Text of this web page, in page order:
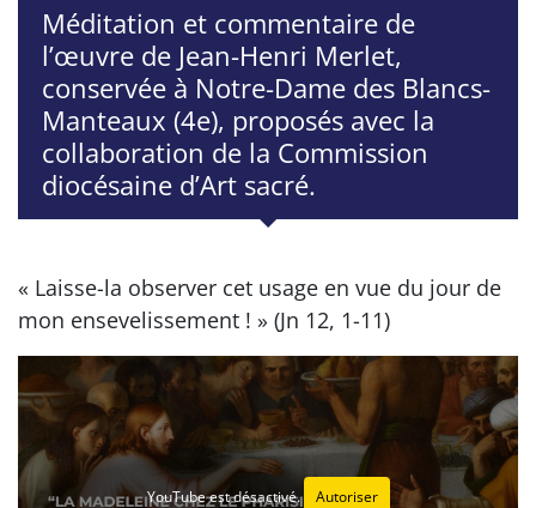
Méditation et commentaire de
l’œuvre de Jean-Henri Merlet,
conservée à Notre-Dame des Blancs-
Manteaux (4e), proposés avec la
collaboration de la Commission
diocésaine d’Art sacré.
« Laisse-la observer cet usage en vue du jour de
mon ensevelissement ! » (Jn 12, 1-11)
YouTube est désactivé. Autoriser